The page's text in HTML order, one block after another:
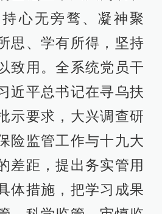
心无旁骛、凝神聚
思、学有所得，坚持
致用。全系统党员干
近平总书记在寻乌扶
示要求，大兴调查研
险监管工作与十九大
差距，提出务实管用
体措施，把学习成果